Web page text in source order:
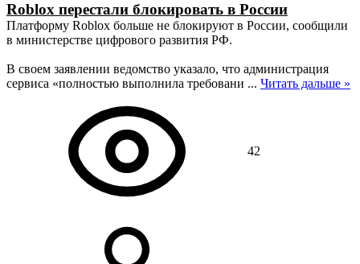
Roblox перестали блокировать в России
Платформу Roblox больше не блокируют в России, сообщили
в министерстве цифрового развития РФ.
В своем заявлении ведомство указало, что администрация
сервиса «полностью выполнила требовани ... Читать дальше »
42